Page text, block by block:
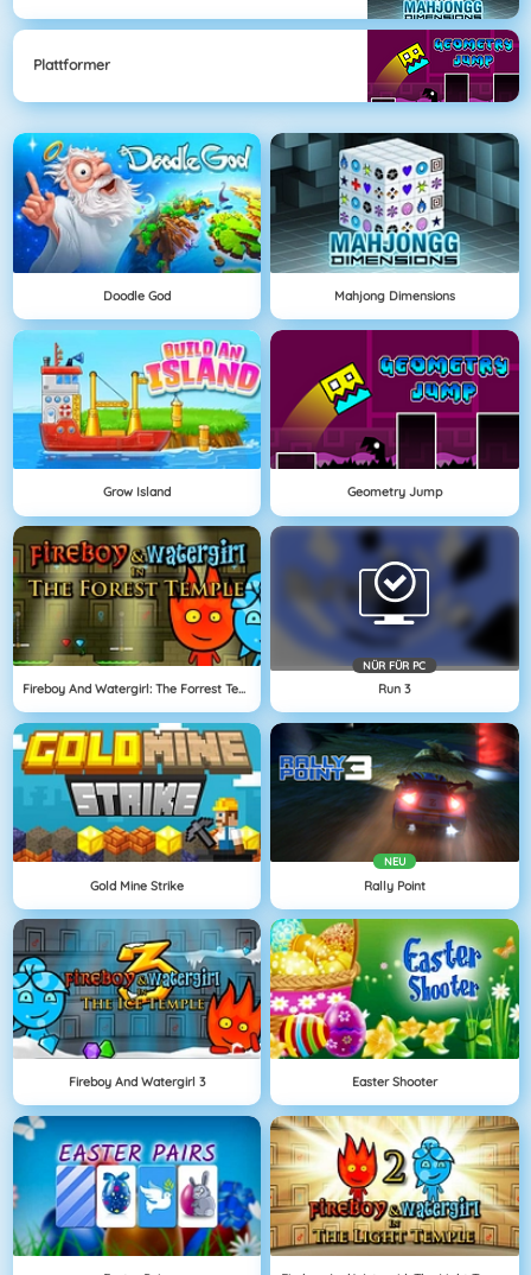
Plattformer
Doodle God Mahjong Dimensions
Grow Island Geometry Jump
Fireboy And Watergirl: The Forrest Temple
NÜR FÜR PC
Run 3
Gold Mine Strike
NEU
Rally Point
Fireboy And Watergirl 3 Easter Shooter